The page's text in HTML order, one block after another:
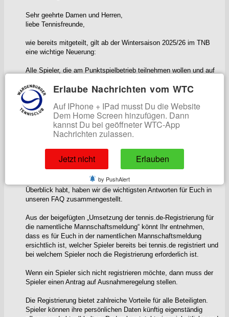
Sehr geehrte Damen und Herren,
liebe Tennisfreunde,
wie bereits mitgeteilt, gilt ab der Wintersaison 2025/26 im TNB
eine wichtige Neuerung:
Alle Spieler, die am Punktspielbetrieb teilnehmen wollen und auf
auf tennis.de registrieren. Die Registrierung ist für alle Spieler
kostenlos und dauert nur wenige Minuten. Damit setzt der
Verband einen Beschluss um, mit dem Ziel, die direkte
Kommunikation zwischen Verband, Regionen, Vereinen und
Aktiven zu stärken und gleichzeitig die Datenpflege zu
vereinfachen.
DTB und anderen Landesverbänden voran. Viele Fragen um die
Umsetzung, den Registrierungsprozess und mögliche
Ausnahmen erreichen uns bereits. Damit Ihr einen schnellen
Überblick habt, haben wir die wichtigsten Antworten für Euch in
unseren FAQ zusammengestellt.
Aus der beigefügten „Umsetzung der tennis.de-Registrierung für
die namentliche Mannschaftsmeldung“ könnt Ihr entnehmen,
dass es für Euch in der namentlichen Mannschaftsmeldung
ersichtlich ist, welcher Spieler bereits bei tennis.de registriert und
bei welchem Spieler noch die Registrierung erforderlich ist.
Wenn ein Spieler sich nicht registrieren möchte, dann muss der
Spieler einen Antrag auf Ausnahmeregelung stellen.
Die Registrierung bietet zahlreiche Vorteile für alle Beteiligten.
Spieler können ihre persönlichen Daten künftig eigenständig
Erlaube Nachrichten vom WTC
Auf IPhone + IPad musst Du die Website
Dem Home Screen hinzufügen. Dann
kannst Du bei geöffneter WTC-App
Nachrichten zulassen.
Jetzt nicht Erlauben
by PushAlert